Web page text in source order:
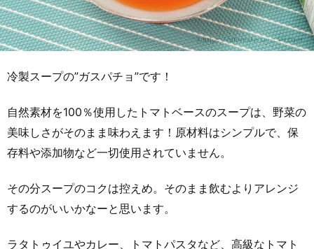
冷製スープの”ガスパチョ”です！
自然素材を100％使用したトマトベースのスープは、野菜の
美味しさがそのまま味わえます！原材料はシンプルで、保
存料や添加物など一切使用されていません。
その分スープのコクは控えめ。そのまま飲むよりアレンジ
するのがいいかなーと思います。
ラタトゥイユやカレー、トマトパスタなど、高級なトマト